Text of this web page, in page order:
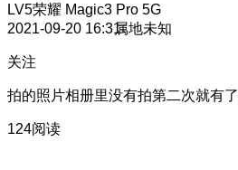
LV5荣耀 Magic3 Pro 5G
2021-09-20 16:31属地未知
关注
拍的照片相册里没有拍第二次就有了
124阅读